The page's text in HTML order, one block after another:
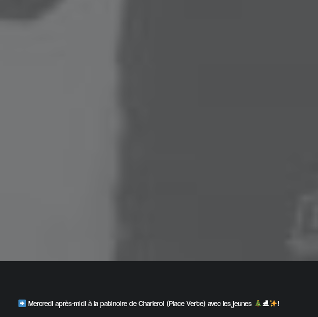
Mercredi après-midi à la patinoire de Charleroi (Place Verte) avec les jeunes ⛸ !